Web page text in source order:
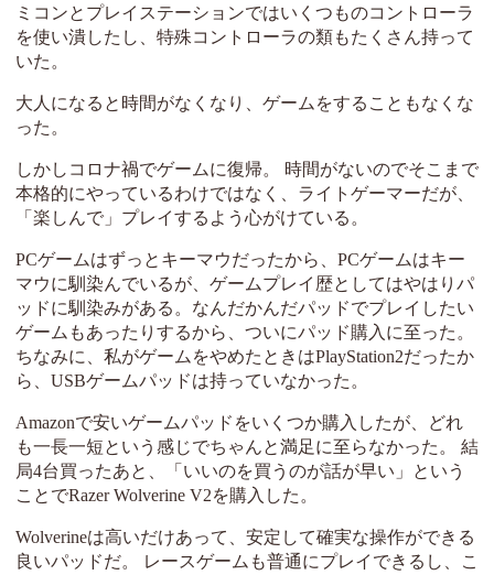
ミコンとプレイステーションではいくつものコントローラ
を使い潰したし、特殊コントローラの類もたくさん持って
いた。
大人になると時間がなくなり、ゲームをすることもなくな
った。
しかしコロナ禍でゲームに復帰。 時間がないのでそこまで
本格的にやっているわけではなく、ライトゲーマーだが、
「楽しんで」プレイするよう心がけている。
PCゲームはずっとキーマウだったから、PCゲームはキー
マウに馴染んでいるが、ゲームプレイ歴としてはやはりパ
ッドに馴染みがある。なんだかんだパッドでプレイしたい
ゲームもあったりするから、ついにパッド購入に至った。
ちなみに、私がゲームをやめたときはPlayStation2だったか
ら、USBゲームパッドは持っていなかった。
Amazonで安いゲームパッドをいくつか購入したが、どれ
も一長一短という感じでちゃんと満足に至らなかった。 結
局4台買ったあと、「いいのを買うのが話が早い」という
ことでRazer Wolverine V2を購入した。
Wolverineは高いだけあって、安定して確実な操作ができる
良いパッドだ。 レースゲームも普通にプレイできるし、こ